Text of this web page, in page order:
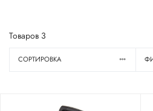
Товаров 3
СОРТИРОВКА